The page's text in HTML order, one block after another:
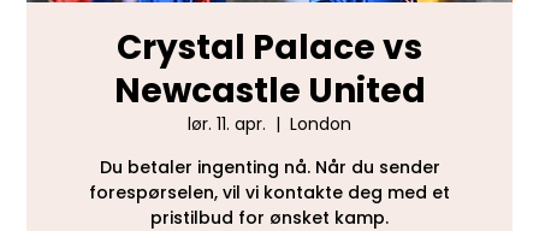
Crystal Palace vs
Newcastle United
lør. 11. apr.
  |
London
Du betaler ingenting nå. Når du sender
forespørselen, vil vi kontakte deg med et
pristilbud for ønsket kamp.